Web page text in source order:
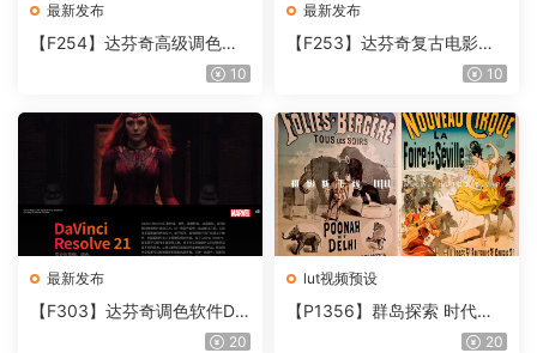
最新发布
【F254】达芬奇高级调色插
件 Contour V2.2.2 WinMac10
最新发布
【F253】达芬奇复古电影胶
片质感DCTL节点调色预设 M
T V4.0
10
最新发布
【F303】达芬奇调色软件Da
Vinci Resolve Studio21.0.320
lut视频预设
【P1356】群岛探索 时代马
戏团 – QUEST 60 调色预设A
20